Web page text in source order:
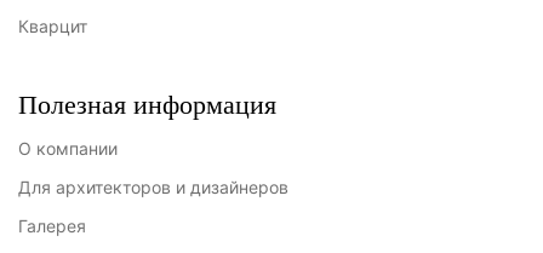
Кварцит
Полезная информация
О компании
Для архитекторов и дизайнеров
Галерея